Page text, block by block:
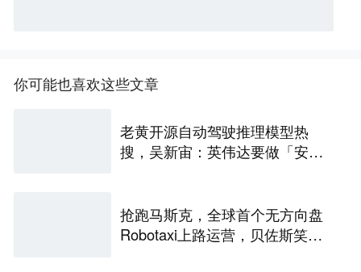
你可能也喜欢这些文章
老黄开源自动驾驶推理模型热
搜，吴新宙：英伟达要做「安
抢跑马斯克，全球首个无方向盘
Robotaxi上路运营，贝佐斯笑麻